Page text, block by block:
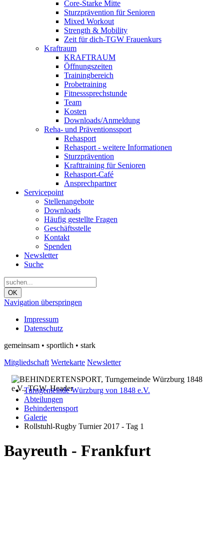
Core-Starke Mitte
Sturzprävention für Senioren
Mixed Workout
Strength & Mobility
Zeit für dich-TGW Frauenkurs
Kraftraum
KRAFTRAUM
Öffnungszeiten
Trainingbereich
Probetraining
Fitnesssprechstunde
Team
Kosten
Downloads/Anmeldung
Reha- und Präventionssport
Rehasport
Rehasport - weitere Informationen
Sturzprävention
Krafttraining für Senioren
Rehasport-Café
Ansprechpartner
Servicepoint
Stellenangebote
Downloads
Häufig gestellte Fragen
Geschäftsstelle
Kontakt
Spenden
Newsletter
Suche
OK
Navigation überspringen
Impressum
Datenschutz
gemeinsam • sportlich • stark
Mitgliedschaft Wertekarte Newsletter
Turngemeinde Würzburg von 1848 e.V.
Abteilungen
Behindertensport
Galerie
Rollstuhl-Rugby Turnier 2017 - Tag 1
Bayreuth - Frankfurt